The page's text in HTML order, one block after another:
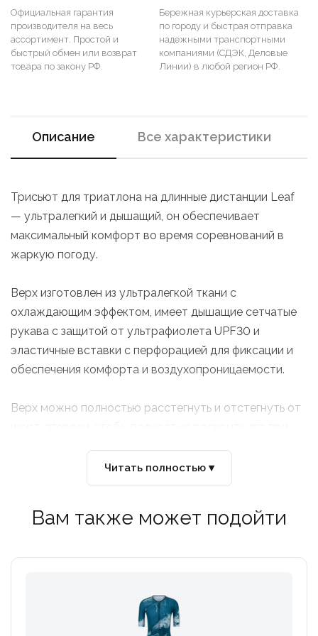
Официальная гарантия
производителя на весь
ассортимент. Простой и
быстрый обмен или возврат
товара по закону РФ.
Бережная курьерская доставка
по городу и быстрая отправка
надежными транспортными
компаниями (СДЭК, Деловые
Линии) в любой регион РФ.
Описание Все характеристики
Трисьют для триатлона на длинные дистанции Leaf
— ультралегкий и дышащий, он обеспечивает
максимальный комфорт во время соревнований в
жаркую погоду.
Верх изготовлен из ультралегкой ткани с
охлаждающим эффектом, имеет дышащие сетчатые
рукава с защитой от ультрафиолета UPF30 и
эластичные вставки с перфорацией для фиксации и
обеспечения комфорта и воздухопроницаемости.
Верх можно полностью расстегнуть и отстегнуть от
Шорты изготовлены из компрессионной ткани,
оснащены перфорированными эластичными
легкодоступными боковыми отверстиями практичен
и удобен во время забега.
Читать полностью ▾
Вам также может подойти